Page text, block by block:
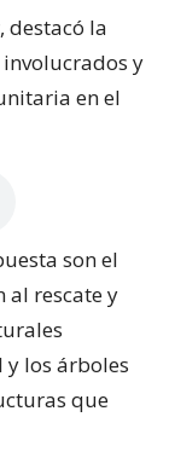
destacó la
y
en el
son el
al rescate y
y los árboles
que